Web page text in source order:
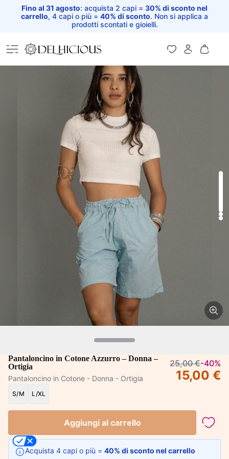
Fino al 31 agosto: acquista 2 capi = 30% di sconto nel
carrello, 4 capi o più = 40% di sconto. Non si applica a
prodotti scontati e gioielli.
Home
Pantaloncino in Cotone Azzurro – Donna –
Ortigia
Pantaloncino in Cotone - Donna - Ortigia
25,00 €-40%
15,00 €
S/M L/XL
Aggiungi al carrello
Acquista 4 capi o più = 40% di sconto nel carrello